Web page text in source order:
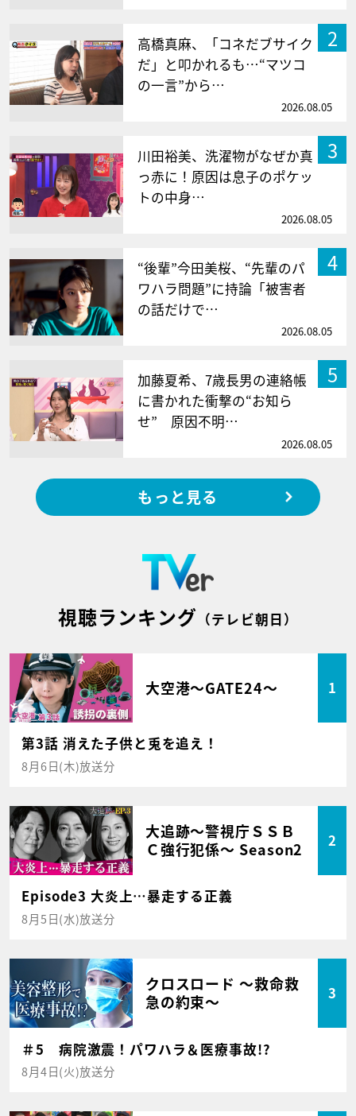
2
高橋真麻、「コネだブサイク
だ」と叩かれるも…“マツコ
の一言”から…
2026.08.05
3
川田裕美、洗濯物がなぜか真
っ赤に！原因は息子のポケッ
トの中身…
2026.08.05
4
“後輩”今田美桜、“先輩のパ
ワハラ問題”に持論「被害者
の話だけで…
2026.08.05
5
加藤夏希、7歳長男の連絡帳
に書かれた衝撃の“お知ら
せ” 原因不明…
2026.08.05
もっと見る
視聴ランキング （テレビ朝日）
大空港～GATE24～ 1
第3話 消えた子供と兎を追え！
8月6日(木)放送分
大追跡～警視庁ＳＳＢ
Ｃ強行犯係～ Season2
2
Episode3 大炎上…暴走する正義
8月5日(水)放送分
クロスロード ～救命救
急の約束～
3
＃5 病院激震！パワハラ＆医療事故!?
8月4日(火)放送分